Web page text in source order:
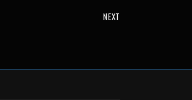
NEXT